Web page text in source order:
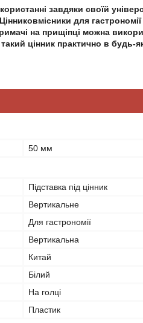
завдяки своїй
для
на прищіпці можна
цінник практично в будь-
50 мм
Підставка під цінник
Вертикальне
Для гастрономії
Вертикальна
Китай
Білий
На голці
Пластик